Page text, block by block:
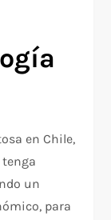
en Chile,
un
para